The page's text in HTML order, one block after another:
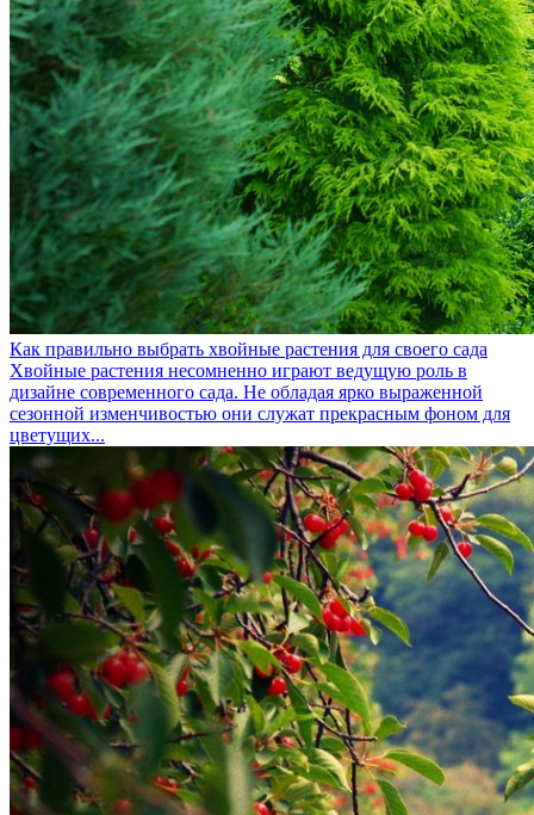
Как правильно выбрать хвойные растения для своего сада
Хвойные растения несомненно играют ведущую роль в
дизайне современного сада. Не обладая ярко выраженной
сезонной изменчивостью они служат прекрасным фоном для
цветущих...